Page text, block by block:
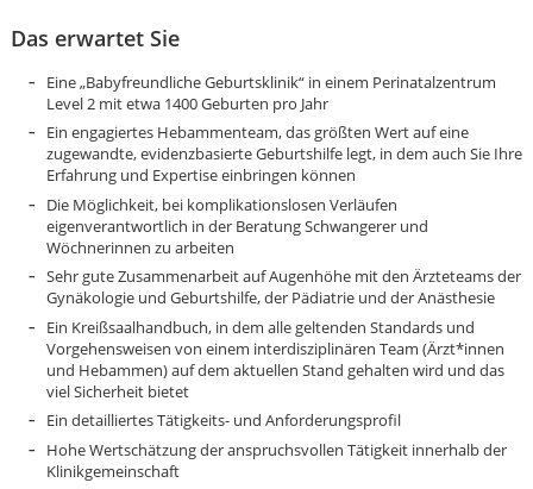
Das erwartet Sie
Eine „Babyfreundliche Geburtsklinik“ in einem Perinatalzentrum
Level 2 mit etwa 1400 Geburten pro Jahr
Ein engagiertes Hebammenteam, das größten Wert auf eine
zugewandte, evidenzbasierte Geburtshilfe legt, in dem auch Sie Ihre
Erfahrung und Expertise einbringen können
Die Möglichkeit, bei komplikationslosen Verläufen
eigenverantwortlich in der Beratung Schwangerer und
Wöchnerinnen zu arbeiten
Sehr gute Zusammenarbeit auf Augenhöhe mit den Ärzteteams der
Gynäkologie und Geburtshilfe, der Pädiatrie und der Anästhesie
Ein Kreißsaalhandbuch, in dem alle geltenden Standards und
Vorgehensweisen von einem interdisziplinären Team (Ärzt*innen
und Hebammen) auf dem aktuellen Stand gehalten wird und das
viel Sicherheit bietet
Ein detailliertes Tätigkeits- und Anforderungsprofil
Hohe Wertschätzung der anspruchsvollen Tätigkeit innerhalb der
Klinikgemeinschaft
Karte anzeigen